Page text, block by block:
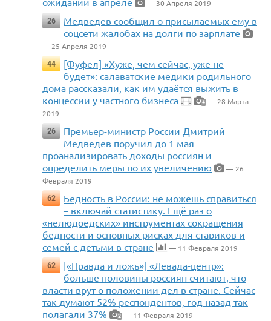
— 30 Апреля 2019
26
Медведев сообщил о присылаемых ему в
соцсети жалобах на долги по зарплате
— 25 Апреля 2019
44
[Фуфел] «Хуже, чем сейчас, уже не
будет»: салаватские медики родильного
дома рассказали, как им удаётся выжить в
концессии у частного бизнеса
4 — 28 Марта
2019
26
Премьер-министр России Дмитрий
Медведев поручил до 1 мая
проанализировать доходы россиян и
определить меры по их увеличению
— 26
Февраля 2019
62
Бедность в России: не можешь справиться
– включай статистику. Ещё раз о
«нелюдоедских» инструментах сокращения
бедности и основных рисках для стариков и
семей с детьми в стране
— 11 Февраля 2019
62
[«Правда и ложь»] «Левада-центр»:
больше половины россиян считают, что
власти врут о положении дел в стране. Сейчас
так думают 52% респондентов, год назад так
полагали 37%
2 — 11 Февраля 2019